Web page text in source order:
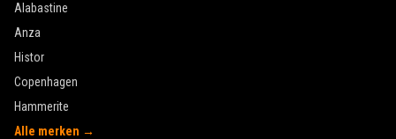
Alabastine
Anza
Histor
Copenhagen
Hammerite
Alle merken →